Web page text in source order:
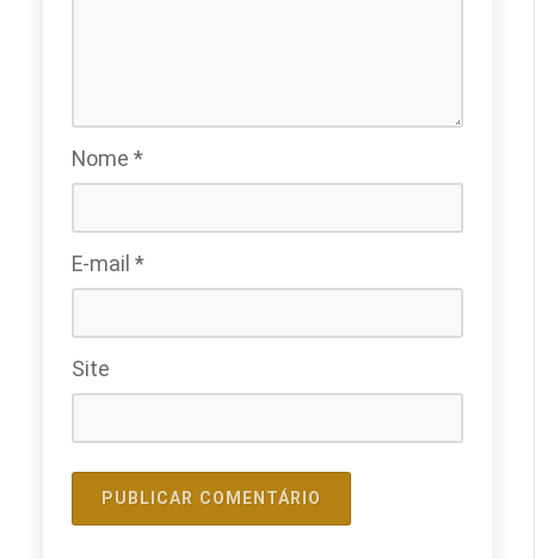
Nome *
E-mail *
Site